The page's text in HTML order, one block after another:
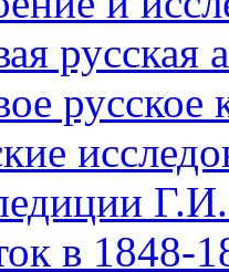
русская
русское
в 1848-